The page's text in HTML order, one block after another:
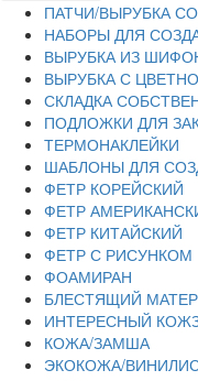
ПАТЧИ/ВЫРУБКА
НАБОРЫ ДЛЯ
ВЫРУБКА ИЗ
ВЫРУБКА С
СКЛАДКА
ПОДЛОЖКИ ДЛЯ
ТЕРМОНАКЛЕЙКИ
ШАБЛОНЫ ДЛЯ
ФЕТР КОРЕЙСКИЙ
ФЕТР
ФЕТР КИТАЙСКИЙ
ФЕТР С РИСУНКОМ
ФОАМИРАН
БЛЕСТЯЩИЙ
ИНТЕРЕСНЫЙ
КОЖА/ЗАМША
ЭКОКОЖА/